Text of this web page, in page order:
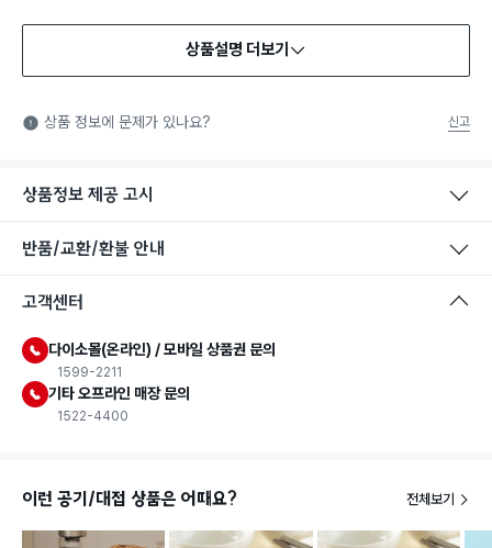
식품용 기구: 식품위생법에서 정한 규격에 따라 제조되어 식품 또
는 식품첨가물에 사용할 수 있는 식품용기구라는 표시입니다.
상품설명 더보기
상품 정보에 문제가 있나요? 신고
상품정보 제공 고시
반품/교환/환불 안내
고객센터
다이소몰(온라인) / 모바일 상품권 문의
1599-2211
기타 오프라인 매장 문의
1522-4400
이런 공기/대접 상품은 어때요? 전체보기